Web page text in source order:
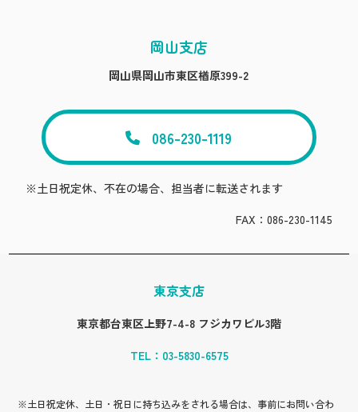
岡山支店
岡山県岡山市東区楢原399-2
086-230-1119
※土日祝定休、不在の場合、担当者に転送されます
FAX：086-230-1145
東京支店
東京都台東区上野7-4-8 フジカワビル3階
TEL： 03-5830-6575
※土日祝定休、土日・祝日に持ち込みをされる場合は、事前にお問い合わ